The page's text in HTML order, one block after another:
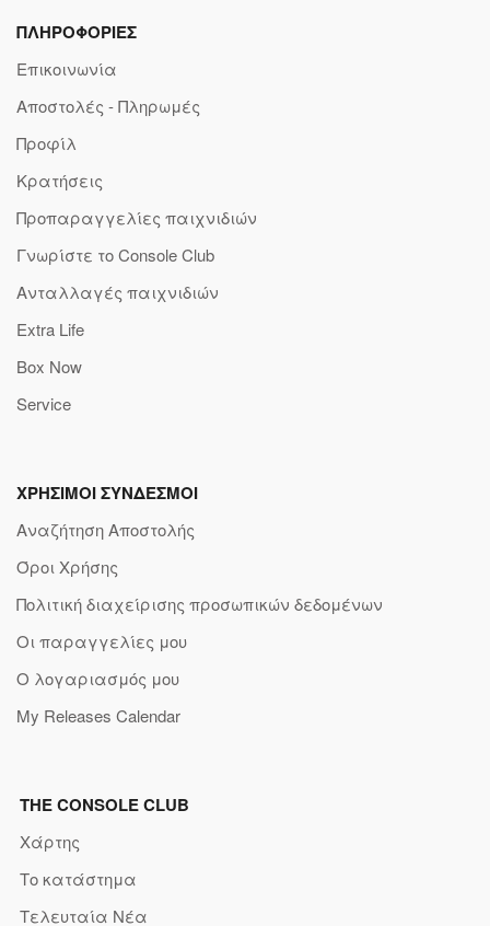
ΠΛΗΡΟΦΟΡΙΕΣ
Επικοινωνία
Αποστολές - Πληρωμές
Προφίλ
Κρατήσεις
Προπαραγγελίες παιχνιδιών
Γνωρίστε το Console Club
Ανταλλαγές παιχνιδιών
Extra Life
Box Now
Service
ΧΡΗΣΙΜΟΙ ΣΥΝΔΕΣΜΟΙ
Αναζήτηση Αποστολής
Όροι Χρήσης
Πολιτική διαχείρισης προσωπικών δεδομένων
Οι παραγγελίες μου
Ο λογαριασμός μου
My Releases Calendar
THE CONSOLE CLUB
Χάρτης
Το κατάστημα
Τελευταία Νέα